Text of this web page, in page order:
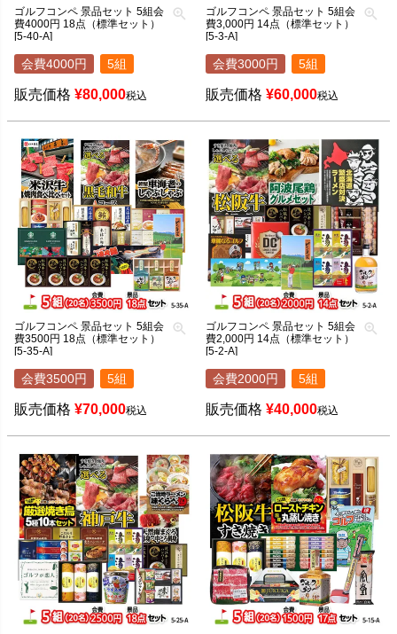
ゴルフコンペ 景品セット 5組会
費4000円 18点（標準セット）
[5-40-A]
会費4000円 5組
販売価格 ¥80,000税込
ゴルフコンペ 景品セット 5組会
費3,000円 14点（標準セット）
[5-3-A]
会費3000円 5組
販売価格 ¥60,000税込
ゴルフコンペ 景品セット 5組会
費3500円 18点（標準セット）
[5-35-A]
会費3500円 5組
販売価格 ¥70,000税込
ゴルフコンペ 景品セット 5組会
費2,000円 14点（標準セット）
[5-2-A]
会費2000円 5組
販売価格 ¥40,000税込